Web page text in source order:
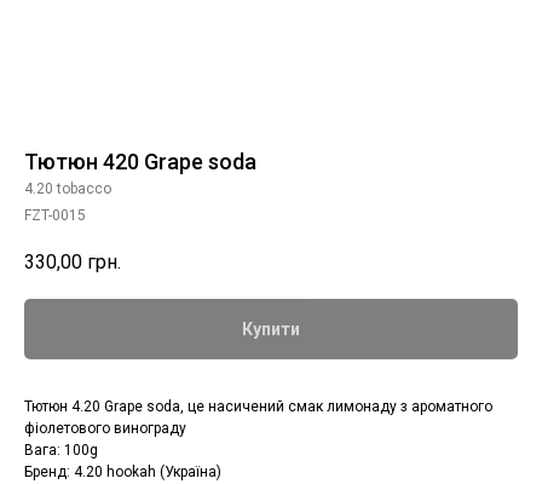
Тютюн 420 Grape soda
4.20 tobacco
FZT-0015
330,00 грн.
Купити
Тютюн 4.20 Grape soda, це насичений смак лимонаду з ароматного
фіолетового винограду
Вага: 100g
Бренд: 4.20 hookah (Україна)